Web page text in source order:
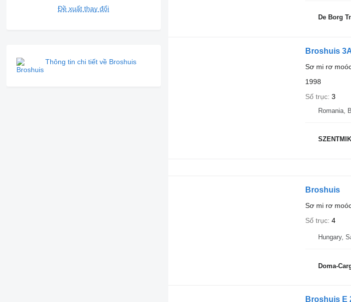
Đề xuất thay đổi
Thông tin chi tiết về Broshuis
De Borg
Broshuis
Sơ mi rơ
1998
Số trục 3
Romania,
Broshuis
Sơ mi rơ
Số trục 4
Hungary,
Doma-
Broshuis E